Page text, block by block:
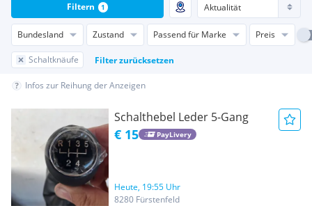
Bundesland Zustand Passend für Marke Preis
Schaltknäufe Filter zurücksetzen
Filtern 1
Infos zur Reihung der Anzeigen
Schalthebel Leder 5-Gang
€ 15 PayLivery
Heute, 19:55 Uhr
8280 Fürstenfeld